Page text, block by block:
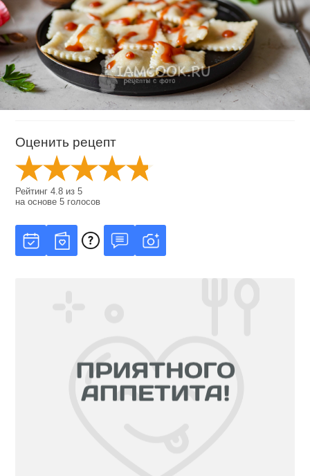
Оценить рецепт
Рейтинг4.8 из5
на основе5 голосов